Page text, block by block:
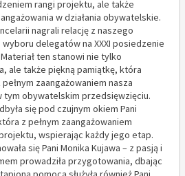
rangi projektu, ale także
w działania obywatelskie.
nagrali relację z naszego
delegatów na XXXI posiedzenie
ten stanowi nie tylko
ale także piękną pamiątkę, która
zaangażowaniem nasza
tym obywatelskim przedsięwzięciu.
się pod czujnym okiem Pani
z pełnym zaangażowaniem
wspierając każdy jego etap.
się Pani Monika Kujawa – z pasją i
prowadziła przygotowania, dbając